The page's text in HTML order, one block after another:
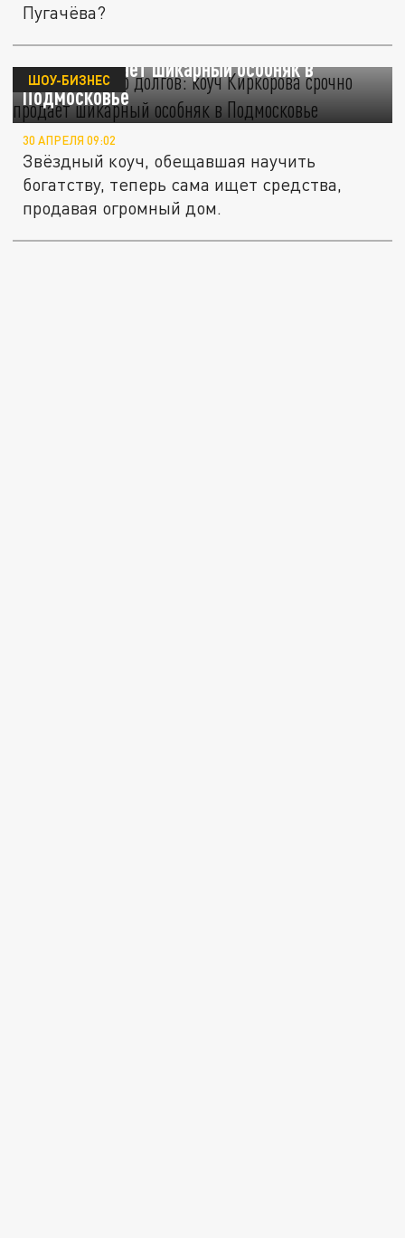
Пугачёва?
От роскоши до долгов: коуч Киркорова
срочно продаёт шикарный особняк в
Подмосковье
ШОУ-БИЗНЕС
30 АПРЕЛЯ 09:02
Звёздный коуч, обещавшая научить
богатству, теперь сама ищет средства,
продавая огромный дом.